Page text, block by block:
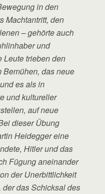
in den
Machtantritt, den
– gehörte auch
und
Leute trieben den
das neue
es als in
und kultureller
auf neue
dieser Übung
Heidegger eine
Hitler und das
Fügung aneinander
der Unerbittlichkeit
das Schicksal des